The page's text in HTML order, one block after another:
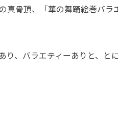
真骨頂、「華の舞踊絵巻バ
り、バラエティーありと、と